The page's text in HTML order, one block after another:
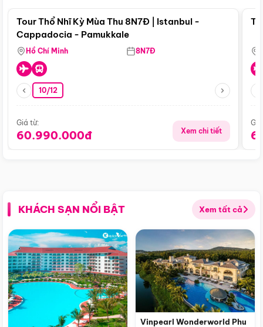
Tour Thổ Nhĩ Kỳ Mùa Thu 8N7Đ | Istanbul -
Cappadocia - Pamukkale
Hồ Chí Minh 8N7Đ
10/12
Giá từ:
60.990.000đ Xem chi tiết
KHÁCH SẠN NỔI BẬT Xem tất cả
Vinpearl Wonderworld Phu